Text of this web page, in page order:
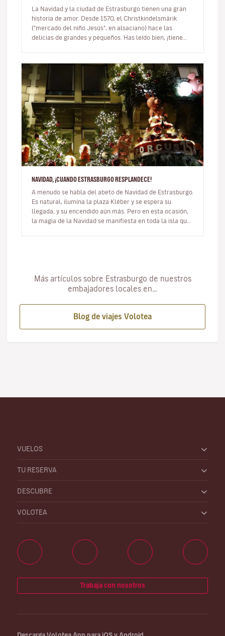
La Navidad y la ciudad de Estrasburgo tienen una gran
historia de amor. Desde 1570, el Christkindelsmärik
("mercado del niño Jesús", en alsaciano) hace las
delicias de grandes y pequeños. Has leído bien, ¡tiene
NAVIDAD, ¡CUANDO ESTRASBURGO RESPLANDECE!
A menudo se habla del abeto de Navidad de Estrasburgo.
Es natural, ilumina la plaza Kléber y se espera su
llegada, y su encendido aún más. Pero en esta ocasión,
la magia de la Navidad se manifiesta en toda la isla que
Más artículos sobre Estrasburgo de nuestros
embajadores locales en…
Blog de viajes Volotea
VUELOS
TU RESERVA
DESCUBRE
VOLOTEA
Trabaja con nosotros